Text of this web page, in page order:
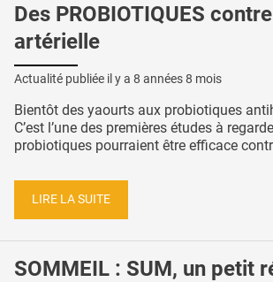
Des PROBIOTIQUES
artérielle
Actualité publiée il y a 8 années 8 mois
Bientôt des yaourts aux probiotiques
C’est l’une des premières études à
probiotiques pourraient être efficace
LIRE LA SUITE
SOMMEIL : SUM, un petit